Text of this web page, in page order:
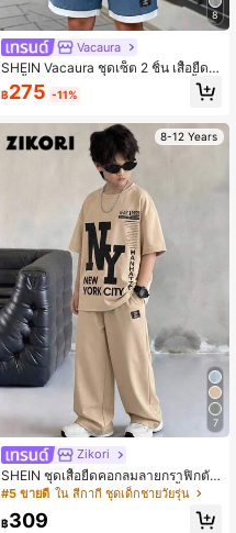
8
Vacaura
SHEIN Vacaura ชุดเซ็ต 2 ชิ้น เสื้อยืดแ
ขนสั้นพิมพ์ตัวอักษรและกางเกงขาสั้น
ลำลอง สำหรับเด็กชายวัยรุ่น
฿275 -11%
8-12 Years
7
Zikori
SHEIN ชุดเสื้อยืดคอกลมลายกราฟิกตัว
อักษรขนาดใหญ่และกางเกงขาสั้นสไตล์
วิทยาลัยแบบสบายๆ สำหรับเด็กชายวัย
รุ่น 2 ชิ้น สีคากี ฤดูร้อน ทรงโอเวอร์ไซส์
#5 ขายดี ใน สีกากี ชุดเด็กชายวัยรุ่น
฿309